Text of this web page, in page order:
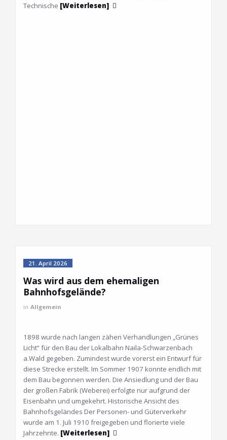
Technische [Weiterlesen]
21. April 2026
Was wird aus dem ehemaligen
Bahnhofsgelände?
in Allgemein
1898 wurde nach langen zähen Verhandlungen „Grünes
Licht“ für den Bau der Lokalbahn Naila-Schwarzenbach
a.Wald gegeben. Zumindest wurde vorerst ein Entwurf für
diese Strecke erstellt. Im Sommer 1907 konnte endlich mit
dem Bau begonnen werden. Die Ansiedlung und der Bau
der großen Fabrik (Weberei) erfolgte nur aufgrund der
Eisenbahn und umgekehrt. Historische Ansicht des
Bahnhofsgeländes Der Personen- und Güterverkehr
wurde am 1. Juli 1910 freigegeben und florierte viele
Jahrzehnte. [Weiterlesen]